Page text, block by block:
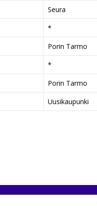
Seura
*
Porin Tarmo
*
Porin Tarmo
Uusikaupunki